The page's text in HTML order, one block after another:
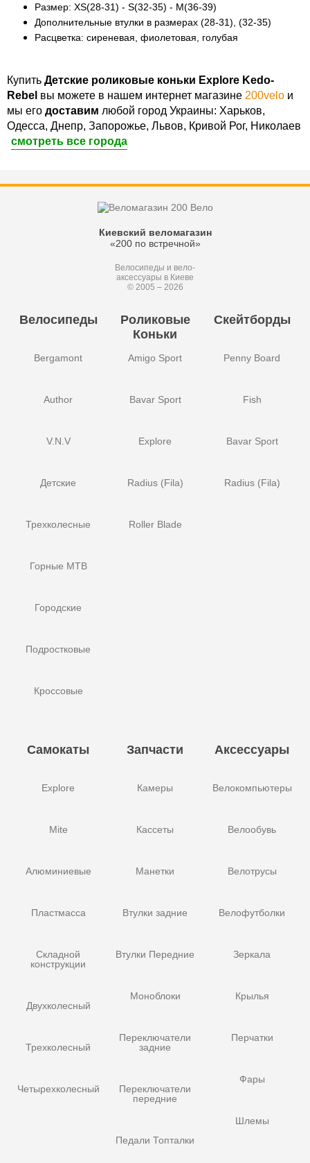
Размер: XS(28-31) - S(32-35) - M(36-39)
Дополнительные втулки в размерах (28-31), (32-35)
Расцветка: сиреневая, фиолетовая, голубая
Купить Детские роликовые коньки Explore Kedo-
Rebel вы можете в нашем интернет магазине 200velo и
мы его доставим любой город Украины: Харьков,
Одесса, Днепр, Запорожье, Львов, Кривой Рог, Николаев
смотреть все города
Киевский веломагазин
«200 по встречной»
Велосипеды и вело-
аксессуары в Киеве
© 2005 – 2026
Велосипеды
Bergamont
Author
V.N.V
Детские
Трехколесные
Горные MTB
Городские
Подростковые
Кроссовые
Роликовые
Коньки
Amigo Sport
Bavar Sport
Explore
Radius (Fila)
Roller Blade
Скейтборды
Penny Board
Fish
Bavar Sport
Radius (Fila)
Самокаты
Explore
Mite
Алюминиевые
Пластмасса
Складной
конструкции
Двухколесный
Трехколесный
Четырехколесный
Запчасти
Камеры
Кассеты
Манетки
Втулки задние
Втулки Передние
Моноблоки
Переключатели
задние
Переключатели
передние
Педали Топталки
Аксессуары
Велокомпьютеры
Велообувь
Велотрусы
Велофутболки
Зеркала
Крылья
Перчатки
Фары
Шлемы